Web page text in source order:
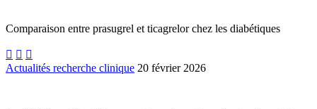
Comparaison entre prasugrel et ticagrelor chez les diabétiques
  
Actualités recherche clinique 20 février 2026